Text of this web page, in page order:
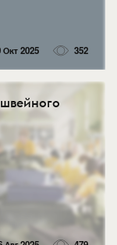
Окт 2025 352